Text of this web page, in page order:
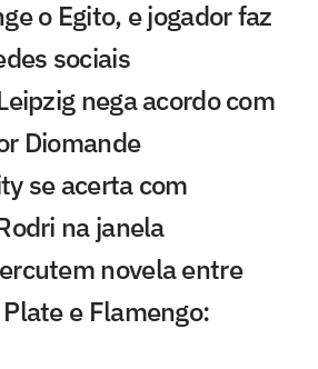
o Egito, e jogador faz
sociais
nega acordo com
Diomande
se acerta com
na janela
novela entre
e Flamengo: